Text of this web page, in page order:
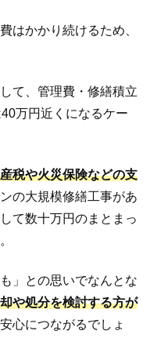
はかかり続けるため、
て、管理費・修繕積立
万円近くになるケー
税や火災保険などの支
の大規模修繕工事があ
て数十万円のまとまっ
」との思いでなんとな
や処分を検討する方が
心につながるでしょ